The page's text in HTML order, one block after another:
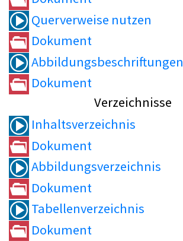
Querverweise nutzen
Dokument
Abbildungsbeschriftungen
Dokument
Verzeichnisse
Inhaltsverzeichnis
Dokument
Abbildungsverzeichnis
Dokument
Tabellenverzeichnis
Dokument